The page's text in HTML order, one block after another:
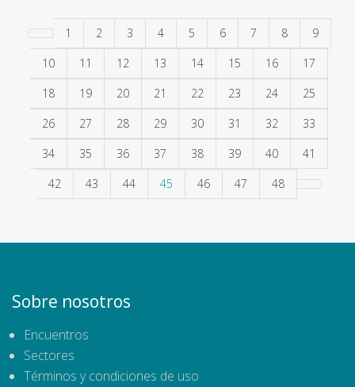
1 2 3 4 5 6 7 8
9
10
11 12 13 14 15 16
17
18
19 20 21 22 23 24
25
26
27 28 29 30 31 32
33
34
35 36 37 38 39 40
41
42
43 44 45 46 47 48
Sobre nosotros
Encuentros
Sectores
Términos y condiciones de uso